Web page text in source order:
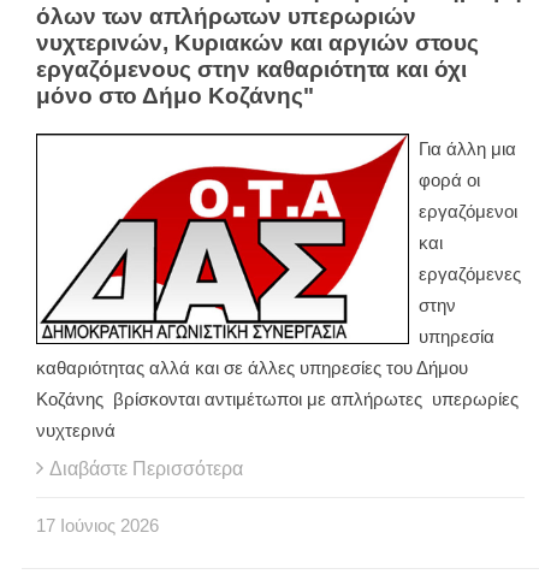
όλων των απλήρωτων υπερωριών
νυχτερινών, Κυριακών και αργιών στους
εργαζόμενους στην καθαριότητα και όχι
μόνο στο Δήμο Κοζάνης"
Για άλλη μια
φορά οι
εργαζόμενοι
και
εργαζόμενες
στην
υπηρεσία
καθαριότητας αλλά και σε άλλες υπηρεσίες του Δήμου
Κοζάνης βρίσκονται αντιμέτωποι με απλήρωτες υπερωρίες
νυχτερινά
Διαβάστε Περισσότερα
17 Ιούνιος 2026